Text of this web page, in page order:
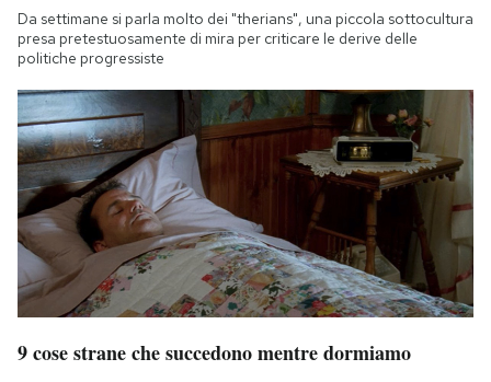
Da settimane si parla molto dei "therians", una piccola sottocultura
presa pretestuosamente di mira per criticare le derive delle
politiche progressiste
9 cose strane che succedono mentre dormiamo